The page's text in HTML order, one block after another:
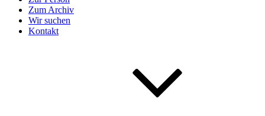
Zum Archiv
Wir suchen
Kontakt